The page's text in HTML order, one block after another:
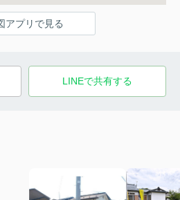
アプリで見る
LINEで共有する